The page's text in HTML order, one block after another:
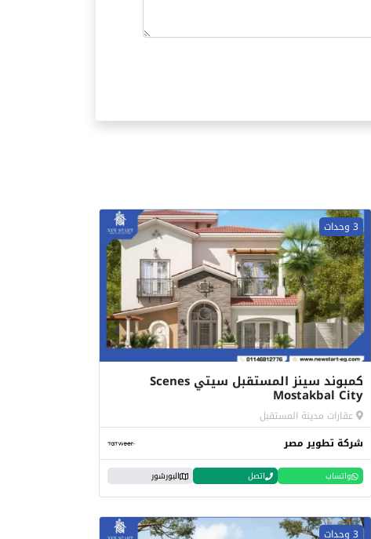
3 وحدات
كمبوند سينز المستقبل سيتي Scenes
Mostakbal City
عقارات مدينة المستقبل
شركة تطوير مصر
واتساب اتصل البورشور
3 وحدات